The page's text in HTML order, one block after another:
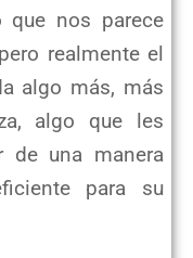
que nos parece
realmente el
algo más, más
algo que les
de una manera
para su